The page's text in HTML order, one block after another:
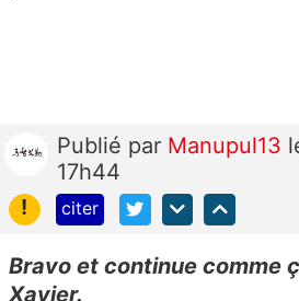
Publié par Manupul13
17h44
!
citer
Bravo et continue comme
Xavier.